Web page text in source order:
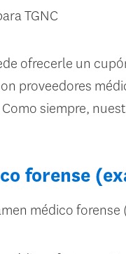
TGNC
ofrecerle un
proveedores
siempre,
forense
médico